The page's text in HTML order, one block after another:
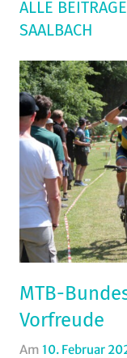
ALLE
SAALBACH
MTB-
Vorfreude
Am 10. Februar